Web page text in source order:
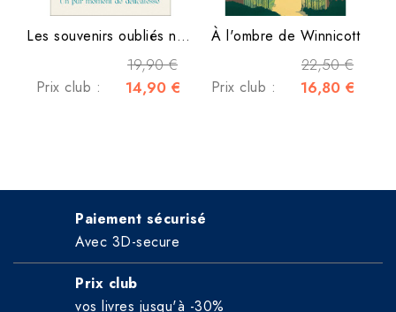
Les souvenirs oubliés ne...
19,90 €
Prix club : 14,90 €
À l'ombre de Winnicott
22,50 €
Prix club : 16,80 €
Paiement sécurisé
Avec 3D-secure
Prix club
vos livres jusqu'à -30%